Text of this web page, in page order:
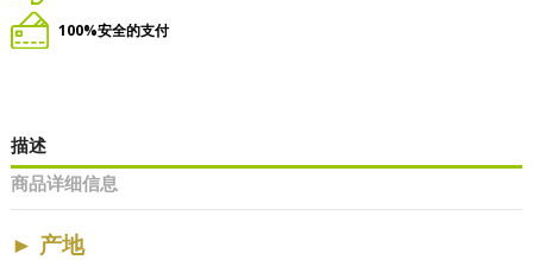
100%安全的支付
描述
商品详细信息
► 产地